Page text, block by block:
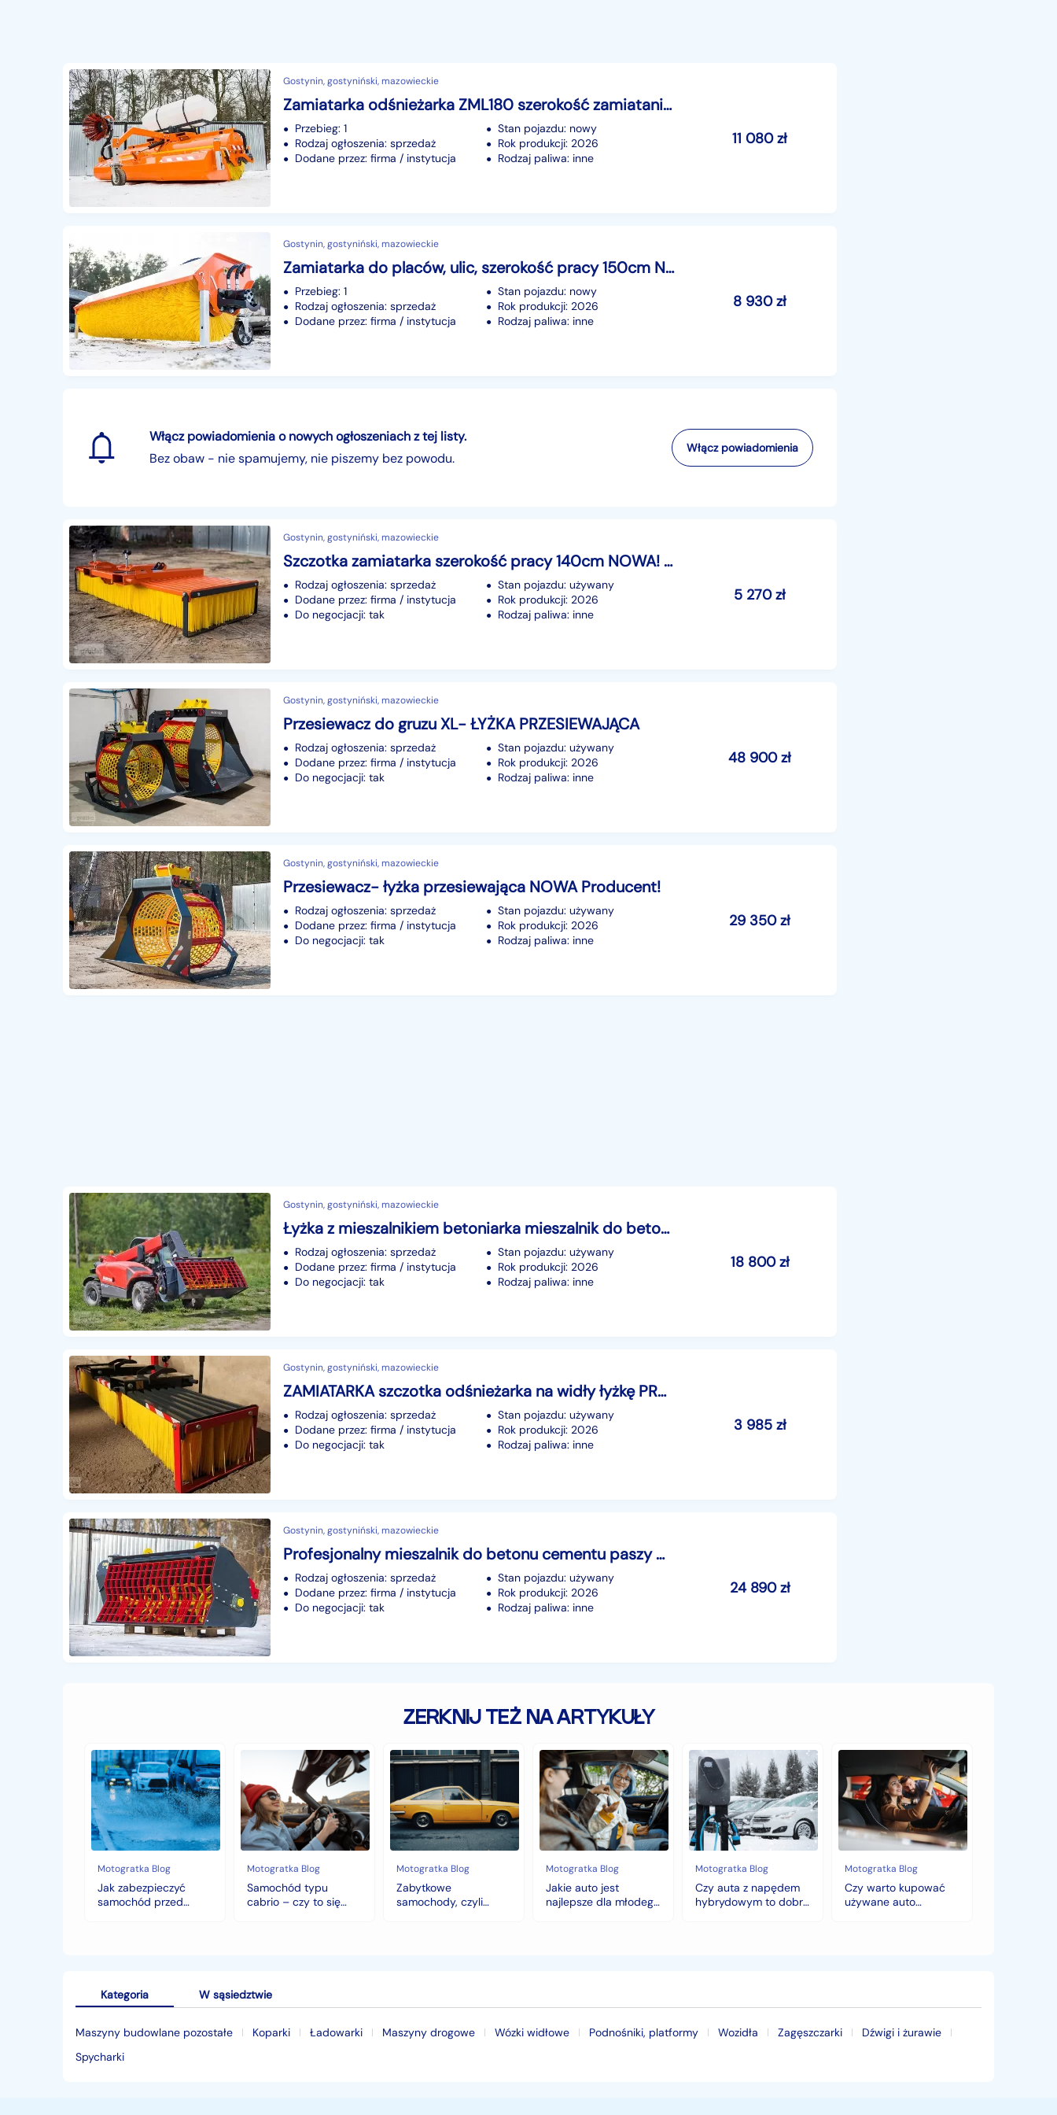
Gostynin, gostyniński, mazowieckie
Zamiatarka odśnieżarka ZML180 szerokość zamiatania 180cm NOWA
Przebieg: 1
Rodzaj ogłoszenia: sprzedaż
Dodane przez: firma / instytucja
Stan pojazdu: nowy
Rok produkcji: 2026
Rodzaj paliwa: inne
11 080zł
Gostynin, gostyniński, mazowieckie
Zamiatarka do placów, ulic, szerokość pracy 150cm NOWA
Przebieg: 1
Rodzaj ogłoszenia: sprzedaż
Dodane przez: firma / instytucja
Stan pojazdu: nowy
Rok produkcji: 2026
Rodzaj paliwa: inne
8 930zł
Włącz powiadomienia o nowych ogłoszeniach z tej listy.
Bez obaw - nie spamujemy, nie piszemy bez powodu.
Włącz powiadomienia
Gostynin, gostyniński, mazowieckie
Szczotka zamiatarka szerokość pracy 140cm NOWA! Producent
Rodzaj ogłoszenia: sprzedaż
Dodane przez: firma / instytucja
Do negocjacji: tak
Stan pojazdu: używany
Rok produkcji: 2026
Rodzaj paliwa: inne
5 270zł
Gostynin, gostyniński, mazowieckie
Przesiewacz do gruzu XL- ŁYŻKA PRZESIEWAJĄCA
Rodzaj ogłoszenia: sprzedaż
Dodane przez: firma / instytucja
Do negocjacji: tak
Stan pojazdu: używany
Rok produkcji: 2026
Rodzaj paliwa: inne
48 900zł
Gostynin, gostyniński, mazowieckie
Przesiewacz- łyżka przesiewająca NOWA Producent!
Rodzaj ogłoszenia: sprzedaż
Dodane przez: firma / instytucja
Do negocjacji: tak
Stan pojazdu: używany
Rok produkcji: 2026
Rodzaj paliwa: inne
29 350zł
Gostynin, gostyniński, mazowieckie
Łyżka z mieszalnikiem betoniarka mieszalnik do betonu i pasz PRODUCENT!
Rodzaj ogłoszenia: sprzedaż
Dodane przez: firma / instytucja
Do negocjacji: tak
Stan pojazdu: używany
Rok produkcji: 2026
Rodzaj paliwa: inne
18 800zł
Gostynin, gostyniński, mazowieckie
ZAMIATARKA szczotka odśnieżarka na widły łyżkę PRODUCENT Gwarancja!
Rodzaj ogłoszenia: sprzedaż
Dodane przez: firma / instytucja
Do negocjacji: tak
Stan pojazdu: używany
Rok produkcji: 2026
Rodzaj paliwa: inne
3 985zł
Gostynin, gostyniński, mazowieckie
Profesjonalny mieszalnik do betonu cementu paszy MTp180 PRODUCENT
Rodzaj ogłoszenia: sprzedaż
Dodane przez: firma / instytucja
Do negocjacji: tak
Stan pojazdu: używany
Rok produkcji: 2026
Rodzaj paliwa: inne
24 890zł
ZERKNIJ TEŻ NA ARTYKUŁY
Jak
zabezpieczyć
samochód
przed
jesiennymi
chłodami
i
deszczem?
Motogratka Blog
Jak zabezpieczyć
samochód przed
Samochód
cabrio
–
czy
to
się
opłaca
w
polskim
klimacie?
Motogratka Blog
Samochód typu
cabrio – czy to się
Zabytkowe
samochody,
czyli
historia
warta
fortunę
Motogratka Blog
Zabytkowe
samochody, czyli
Jakie
auto
jest
najlepsze
dla
młodego
kierowcy?
top
5
modeli
na
pierwszy
Motogratka Blog
Jakie auto jest
najlepsze dla młodego
Czy
auta
z
napędem
hybrydowym
to
dobry
wybór
na
zimę?
Motogratka Blog
Czy auta z napędem
hybrydowym to dobry
Czy
warto
kupować
używane
auto
jesienią?
Sezonowe
zmiany
cen,
które
zaskoczą
każdego
Motogratka Blog
Czy warto kupować
używane auto
Kategoria
Maszyny budowlane pozostałe Koparki Ładowarki Maszyny drogowe Wózki widłowe Podnośniki, platformy Wozidła Zagęszczarki
Dźwigi i żurawie
Spycharki
W sąsiedztwie